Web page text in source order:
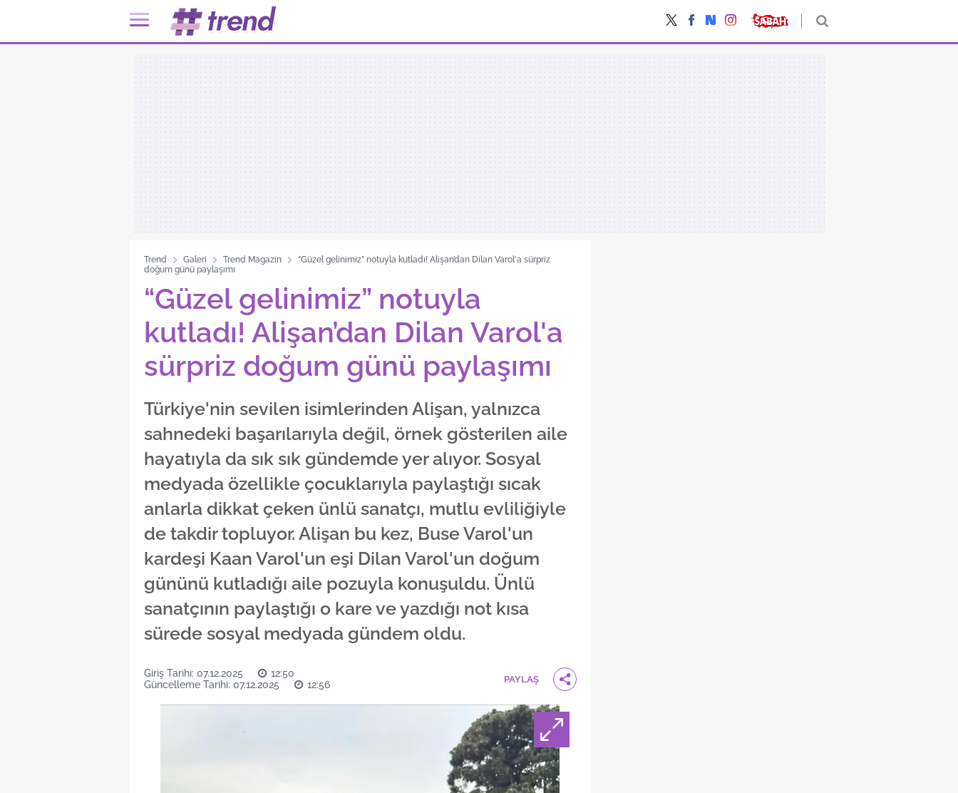
Trend Galeri Trend Magazin
“Güzel gelinimiz” notuyla kutladı! Alişan’dan Dilan Varol'a sürpriz
doğum günü paylaşımı
“Güzel gelinimiz” notuyla
kutladı! Alişan’dan Dilan Varol'a
sürpriz doğum günü paylaşımı
Türkiye'nin sevilen isimlerinden Alişan, yalnızca
sahnedeki başarılarıyla değil, örnek gösterilen aile
hayatıyla da sık sık gündemde yer alıyor. Sosyal
medyada özellikle çocuklarıyla paylaştığı sıcak
anlarla dikkat çeken ünlü sanatçı, mutlu evliliğiyle
de takdir topluyor. Alişan bu kez, Buse Varol'un
kardeşi Kaan Varol'un eşi Dilan Varol'un doğum
gününü kutladığı aile pozuyla konuşuldu. Ünlü
sanatçının paylaştığı o kare ve yazdığı not kısa
sürede sosyal medyada gündem oldu.
Giriş Tarihi: 07.12.2025
12:50
Güncelleme Tarihi: 07.12.2025
12:56 PAYLAŞ